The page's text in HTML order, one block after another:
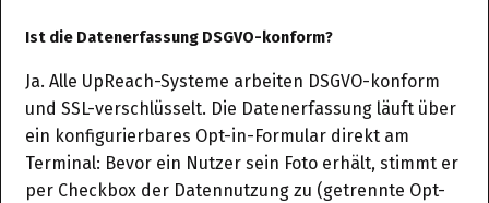
Ist die Datenerfassung DSGVO-konform?
Ja. Alle UpReach-Systeme arbeiten DSGVO-konform
und SSL-verschlüsselt. Die Datenerfassung läuft über
ein konfigurierbares Opt-in-Formular direkt am
Terminal: Bevor ein Nutzer sein Foto erhält, stimmt er
per Checkbox der Datennutzung zu (getrennte Opt-